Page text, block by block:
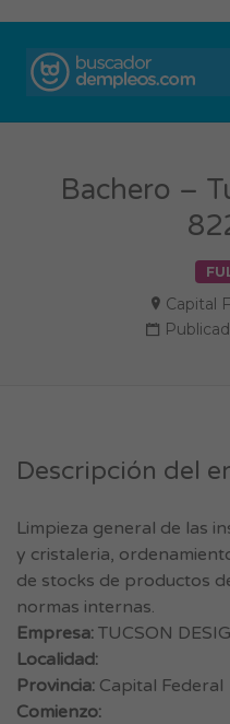
Bachero –
Capital
Descripción del
Limpieza general de las
y cristaleria,
de stocks de productos
normas internas.
Empresa: TUCSON
Localidad:
Provincia: Capital Federal
Comienzo: